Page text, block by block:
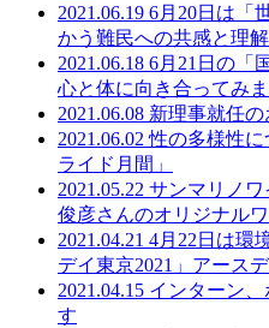
2021.06.19 6月20日は「
かう難民への共感と理
2021.06.18 6月21日の「
心と体に向き合ってみ
2021.06.08 新理事就任
2021.06.02 性の多様性
ライド月間」
2021.05.22 サンマリノワ
俊彦さんのオリジナル
2021.04.21 4月22日は環
デイ東京2021」アース
2021.04.15 インターン
す